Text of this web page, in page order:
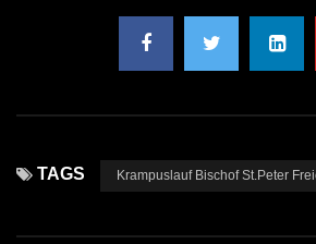
TAGS Krampuslauf Bischof St.Peter